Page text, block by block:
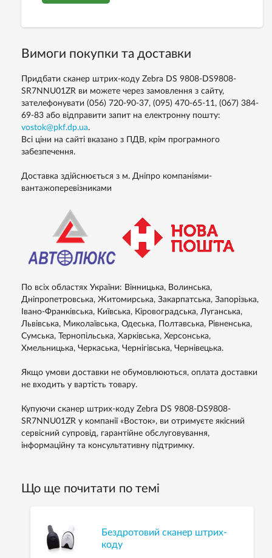
Вимоги покупки та доставки
Придбати сканер штрих-коду Zebra DS 9808-DS9808-
SR7NNU01ZR ви можете через замовлення з сайту,
зателефонувати (056) 720-90-37, (095) 470-65-11, (067) 384-
69-83 або відправити запит на електронну пошту:
vostok@pkf.dp.ua.
Всі ціни на сайті вказано з ПДВ, крім програмного
забезпечення.
Доставка здійснюється з м. Дніпро компаніями-
вантажоперевізниками
По всіх областях України: Вінницька, Волинська,
Дніпропетровська, Житомирська, Закарпатська, Запорізька,
Івано-Франківська, Київська, Кіровоградська, Луганська,
Львівська, Миколаївська, Одеська, Полтавська, Рівненська,
Сумська, Тернопільська, Харківська, Херсонська,
Хмельницька, Черкаська, Чернігівська, Чернівецька.
Якщо умови доставки не обумовлюються, оплата доставки
не входить у вартість товару.
Купуючи сканер штрих-коду Zebra DS 9808-DS9808-
SR7NNU01ZR у компанії «Восток», ви отримуєте якісний
сервісний супровід, гарантійне обслуговування,
інформаційну та консультативну підтримку.
Що ще почитати по темі
Бездротовий сканер штрих-
коду